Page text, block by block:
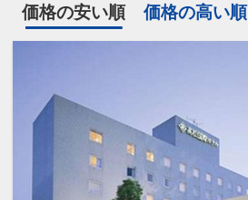
価格の安い順
価格の高い順